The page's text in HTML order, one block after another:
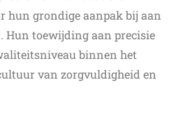
hun grondige aanpak bij aan
Hun toewijding aan precisie
binnen het
van zorgvuldigheid en